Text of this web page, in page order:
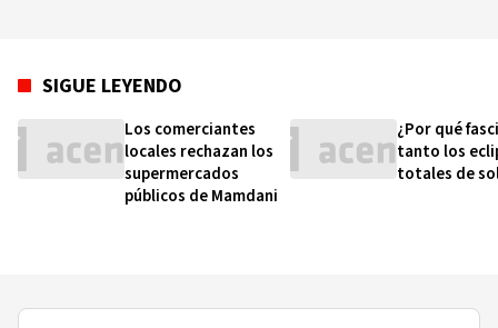
SIGUE LEYENDO
Los comerciantes
locales rechazan los
supermercados
públicos de Mamdani
¿Por qué
tanto los
totales de